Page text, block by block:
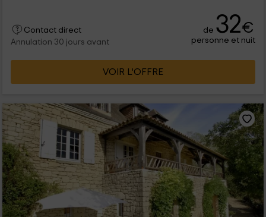
Contact direct
Annulation 30 jours avant
de 32€
personne et nuit
VOIR L’OFFRE